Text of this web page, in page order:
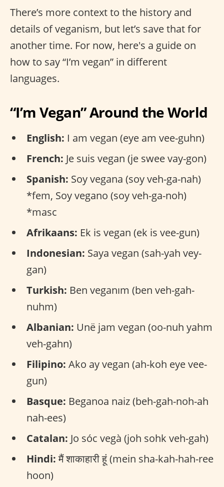
There’s more context to the history and
details of veganism, but let’s save that for
another time. For now, here's a guide on
how to say “I’m vegan” in different
languages.
“I’m Vegan” Around the World
English: I am vegan (eye am vee-guhn)
French: Je suis vegan (je swee vay-gon)
Spanish: Soy vegana (soy veh-ga-nah)
*fem, Soy vegano (soy veh-ga-noh)
*masc
Afrikaans: Ek is vegan (ek is vee-gun)
Indonesian: Saya vegan (sah-yah vey-
gan)
Turkish: Ben veganım (ben veh-gah-
nuhm)
Albanian: Unë jam vegan (oo-nuh yahm
veh-gahn)
Filipino: Ako ay vegan (ah-koh eye vee-
gun)
Basque: Beganoa naiz (beh-gah-noh-ah
nah-ees)
Catalan: Jo sóc vegà (joh sohk veh-gah)
Hindi:मैं शाकाहारी हूं (mein sha-kah-hah-ree
hoon)